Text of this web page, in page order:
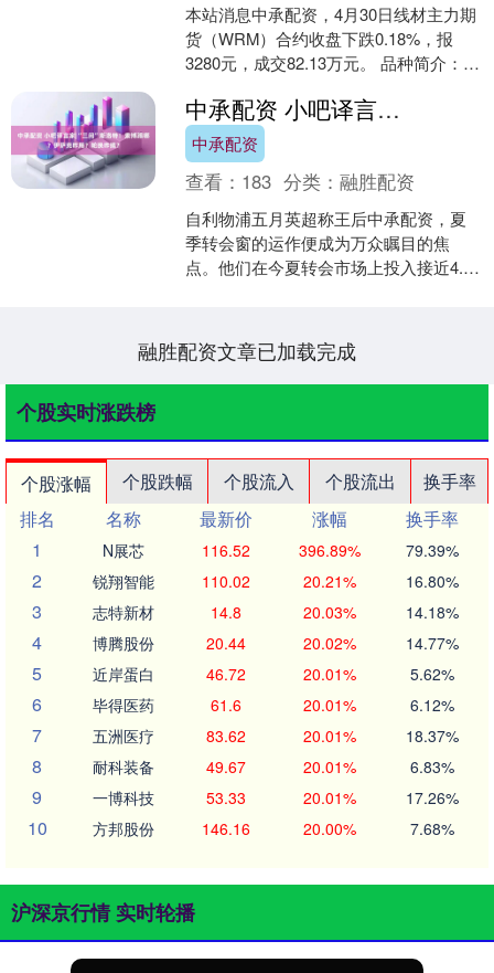
本站消息中承配资，4月30日线材主力期
货（WRM）合约收盘下跌0.18%，报
3280元，成交82.13万元。 品种简介：线
标的....
中承配资 小吧译言家|“三问”斯洛特！索博踢哪？伊萨克咋用？轮换咋搞？
中承配资
查看： 183 分类：融胜配资
自利物浦五月英超称王后中承配资，夏
季转会窗的运作便成为万众瞩目的焦
点。他们在今夏转会市场上投入接近4.5
融胜配资文章已加载完成
个股实时涨跌榜
个股涨幅 个股跌幅 个股流入 个股流出
换手率
排名
名称 最新价 涨幅
换手率
1
N展芯 116.52 396.89% 79.39%
2 锐翔智能 110.02 20.21% 16.80%
3 志特新材 14.8 20.03% 14.18%
4 博腾股份 20.44 20.02% 14.77%
5 近岸蛋白 46.72 20.01% 5.62%
6 毕得医药 61.6 20.01% 6.12%
7 五洲医疗 83.62 20.01% 18.37%
8 耐科装备 49.67 20.01% 6.83%
9 一博科技 53.33 20.01% 17.26%
10 方邦股份 146.16 20.00% 7.68%
沪深京行情 实时轮播